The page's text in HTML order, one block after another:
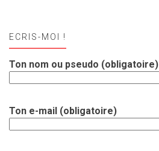
ECRIS-MOI !
Ton nom ou pseudo (obligatoire)
Ton e-mail (obligatoire)